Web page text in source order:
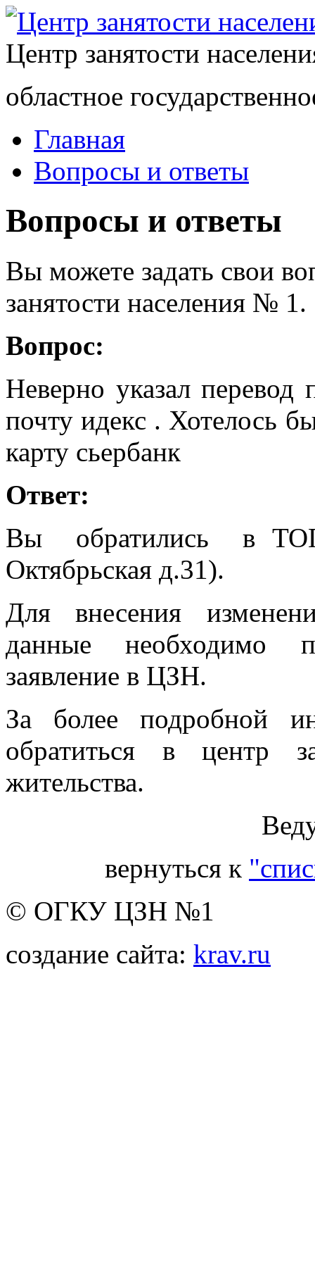
Центр занятости
областное
Главная
Вопросы и ответы
Вопросы и ответы
Вы можете задать свои
занятости населения № 1.
Вопрос:
Неверно указал перевод
почту идекс . Хотелось
карту сьербанк
Ответ:
Вы обратились в
Октябрьская д.31).
Для внесения
данные необходимо
заявление в ЦЗН.
За более подробной
обратиться в центр
жительства.
вернуться к
© ОГКУ ЦЗН №1
создание сайта: krav.ru